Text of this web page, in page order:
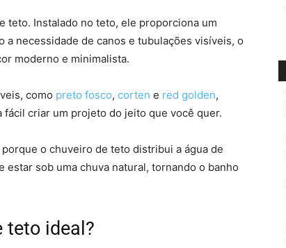
teto. Instalado no teto, ele proporciona um
necessidade de canos e tubulações visíveis, o
moderno e minimalista.
como preto fosco, corten e red golden,
criar um projeto do jeito que você quer.
o chuveiro de teto distribui a água de
estar sob uma chuva natural, tornando o banho
teto ideal?